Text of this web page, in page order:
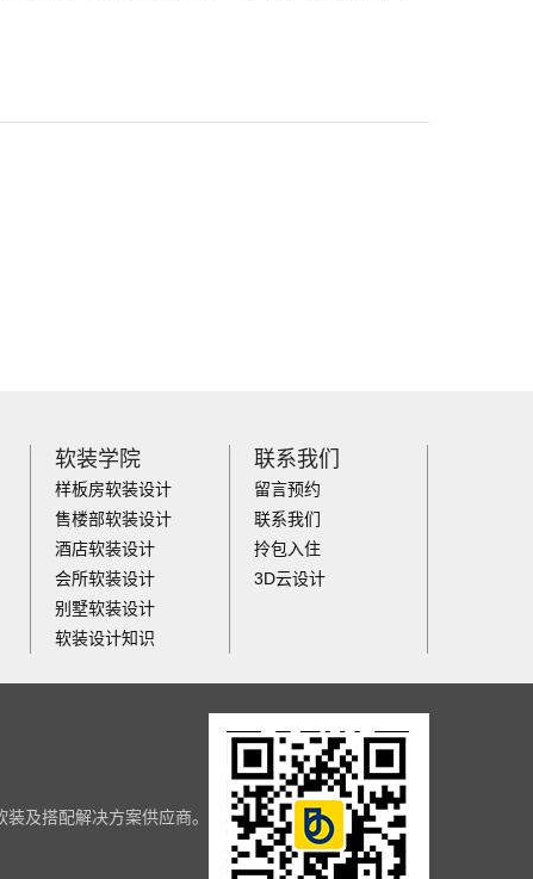
软装学院
样板房软装设计
售楼部软装设计
酒店软装设计
会所软装设计
别墅软装设计
软装设计知识
联系我们
留言预约
联系我们
拎包入住
3D云设计
及搭配解决方案供应商。